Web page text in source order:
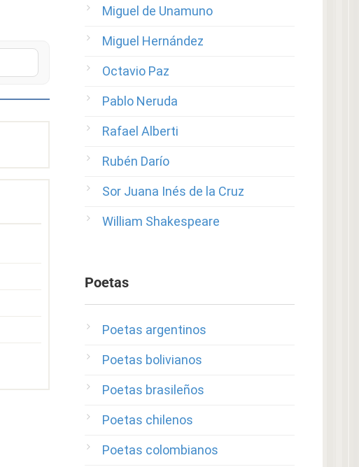
Miguel de Unamuno
Miguel Hernández
Octavio Paz
Pablo Neruda
Rafael Alberti
Rubén Darío
Sor Juana Inés de la Cruz
William Shakespeare
Poetas
Poetas argentinos
Poetas bolivianos
Poetas brasileños
Poetas chilenos
Poetas colombianos